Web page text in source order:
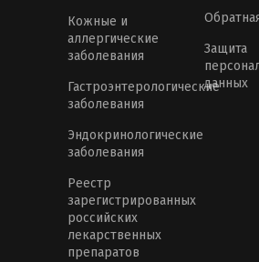
Кожные и
аллергические
заболевания
Гастроэнтерологические
заболевания
Эндокринологические
заболевания
Реестр
зарегистрированных
российских
лекарственных
препаратов
Защита
данных